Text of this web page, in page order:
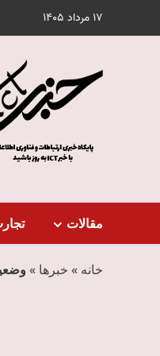
17 مرداد 1405
مقالات
خانه » خبرها »